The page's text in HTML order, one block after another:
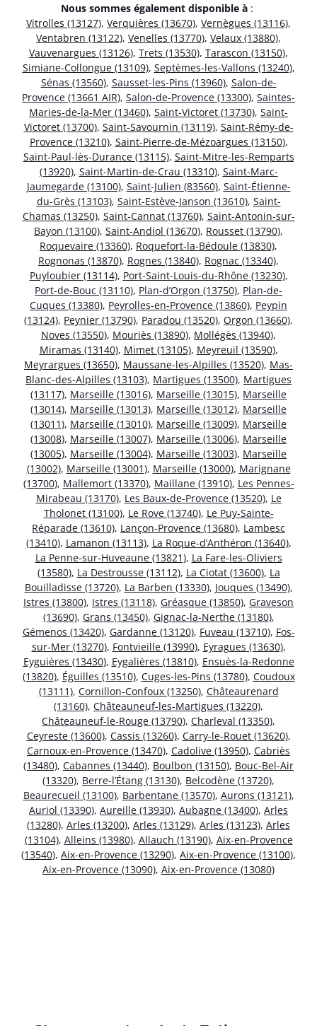
Nous sommes également disponible à :
Vitrolles (13127), Verquières (13670), Vernègues (13116),
Ventabren (13122), Venelles (13770), Velaux (13880),
Vauvenargues (13126), Trets (13530), Tarascon (13150),
Simiane-Collongue (13109), Septèmes-les-Vallons (13240),
Sénas (13560), Sausset-les-Pins (13960), Salon-de-
Provence (13661 AIR), Salon-de-Provence (13300), Saintes-
Maries-de-la-Mer (13460), Saint-Victoret (13730), Saint-
Victoret (13700), Saint-Savournin (13119), Saint-Rémy-de-
Provence (13210), Saint-Pierre-de-Mézoargues (13150),
Saint-Paul-lès-Durance (13115), Saint-Mitre-les-Remparts
(13920), Saint-Martin-de-Crau (13310), Saint-Marc-
Jaumegarde (13100), Saint-Julien (83560), Saint-Étienne-
du-Grès (13103), Saint-Estève-Janson (13610), Saint-
Chamas (13250), Saint-Cannat (13760), Saint-Antonin-sur-
Bayon (13100), Saint-Andiol (13670), Rousset (13790),
Roquevaire (13360), Roquefort-la-Bédoule (13830),
Rognonas (13870), Rognes (13840), Rognac (13340),
Puyloubier (13114), Port-Saint-Louis-du-Rhône (13230),
Port-de-Bouc (13110), Plan-d’Orgon (13750), Plan-de-
Cuques (13380), Peyrolles-en-Provence (13860), Peypin
(13124), Peynier (13790), Paradou (13520), Orgon (13660),
Noves (13550), Mouriès (13890), Mollégès (13940),
Miramas (13140), Mimet (13105), Meyreuil (13590),
Meyrargues (13650), Maussane-les-Alpilles (13520), Mas-
Blanc-des-Alpilles (13103), Martigues (13500), Martigues
(13117), Marseille (13016), Marseille (13015), Marseille
(13014), Marseille (13013), Marseille (13012), Marseille
(13011), Marseille (13010), Marseille (13009), Marseille
(13008), Marseille (13007), Marseille (13006), Marseille
(13005), Marseille (13004), Marseille (13003), Marseille
(13002), Marseille (13001), Marseille (13000), Marignane
(13700), Mallemort (13370), Maillane (13910), Les Pennes-
Mirabeau (13170), Les Baux-de-Provence (13520), Le
Tholonet (13100), Le Rove (13740), Le Puy-Sainte-
Réparade (13610), Lançon-Provence (13680), Lambesc
(13410), Lamanon (13113), La Roque-d’Anthéron (13640),
La Penne-sur-Huveaune (13821), La Fare-les-Oliviers
(13580), La Destrousse (13112), La Ciotat (13600), La
Bouilladisse (13720), La Barben (13330), Jouques (13490),
Istres (13800), Istres (13118), Gréasque (13850), Graveson
(13690), Grans (13450), Gignac-la-Nerthe (13180),
Gémenos (13420), Gardanne (13120), Fuveau (13710), Fos-
sur-Mer (13270), Fontvieille (13990), Eyragues (13630),
Eyguières (13430), Eygalières (13810), Ensuès-la-Redonne
(13820), Éguilles (13510), Cuges-les-Pins (13780), Coudoux
(13111), Cornillon-Confoux (13250), Châteaurenard
(13160), Châteauneuf-les-Martigues (13220),
Châteauneuf-le-Rouge (13790), Charleval (13350),
Ceyreste (13600), Cassis (13260), Carry-le-Rouet (13620),
Carnoux-en-Provence (13470), Cadolive (13950), Cabriès
(13480), Cabannes (13440), Boulbon (13150), Bouc-Bel-Air
(13320), Berre-l’Étang (13130), Belcodène (13720),
Beaurecueil (13100), Barbentane (13570), Aurons (13121),
Auriol (13390), Aureille (13930), Aubagne (13400), Arles
(13280), Arles (13200), Arles (13129), Arles (13123), Arles
(13104), Alleins (13980), Allauch (13190), Aix-en-Provence
(13540), Aix-en-Provence (13290), Aix-en-Provence (13100),
Aix-en-Provence (13090), Aix-en-Provence (13080)